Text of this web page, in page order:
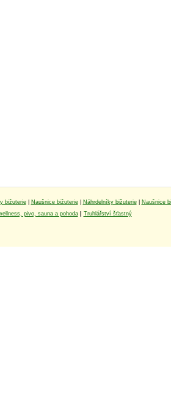
bižuterie| Naušnice bižuterie| Náhrdelníky bižuterie| Naušnice
pivo, sauna a pohoda| Truhlářství šťastný